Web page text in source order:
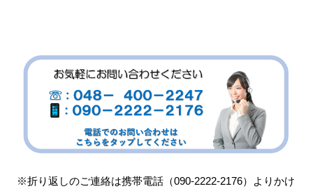
※折り返しのご連絡は携帯電話（090-2222-2176）よりかけ